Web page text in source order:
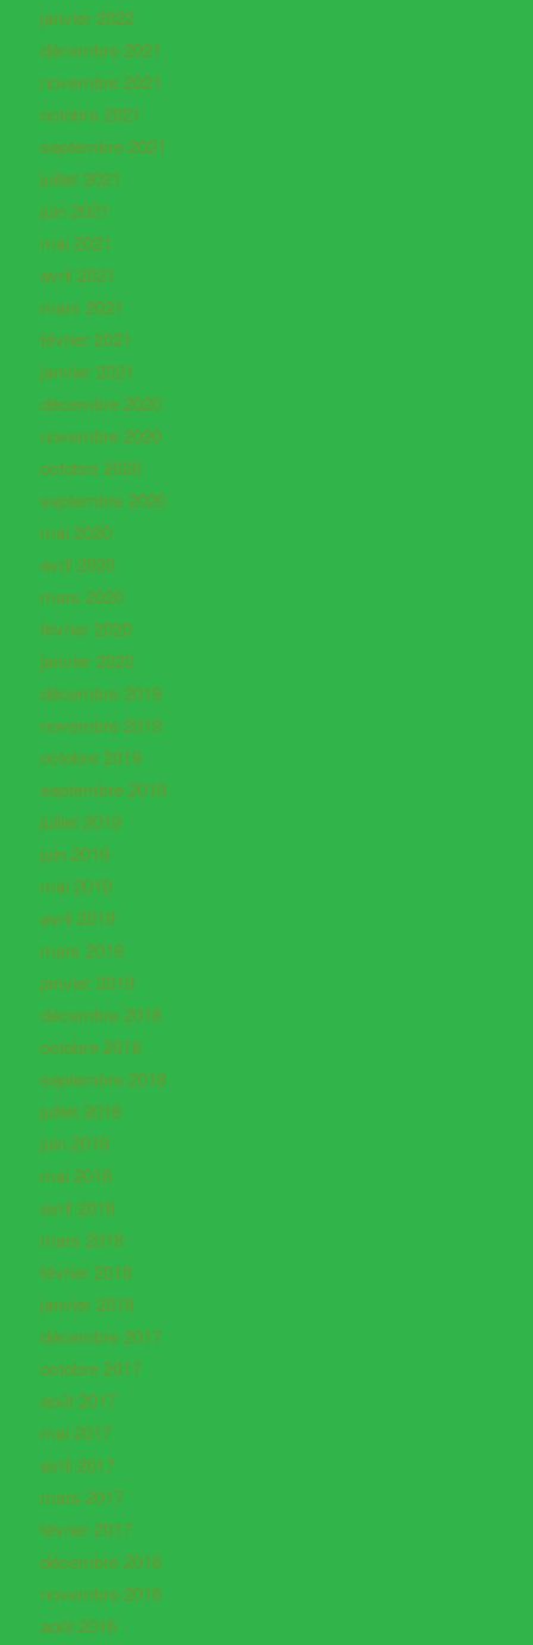
janvier 2022
décembre 2021
novembre 2021
octobre 2021
septembre 2021
juillet 2021
juin 2021
mai 2021
avril 2021
mars 2021
février 2021
janvier 2021
décembre 2020
novembre 2020
octobre 2020
septembre 2020
mai 2020
avril 2020
mars 2020
février 2020
janvier 2020
décembre 2019
novembre 2019
octobre 2019
septembre 2019
juillet 2019
juin 2019
mai 2019
avril 2019
mars 2019
janvier 2019
décembre 2018
octobre 2018
septembre 2018
juillet 2018
juin 2018
mai 2018
avril 2018
mars 2018
février 2018
janvier 2018
décembre 2017
octobre 2017
août 2017
mai 2017
avril 2017
mars 2017
février 2017
décembre 2016
novembre 2016
août 2016